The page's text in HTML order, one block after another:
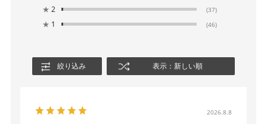
★ 2 (37)
★ 1 (46)
絞り込み 表示：新しい順
2026.8.8